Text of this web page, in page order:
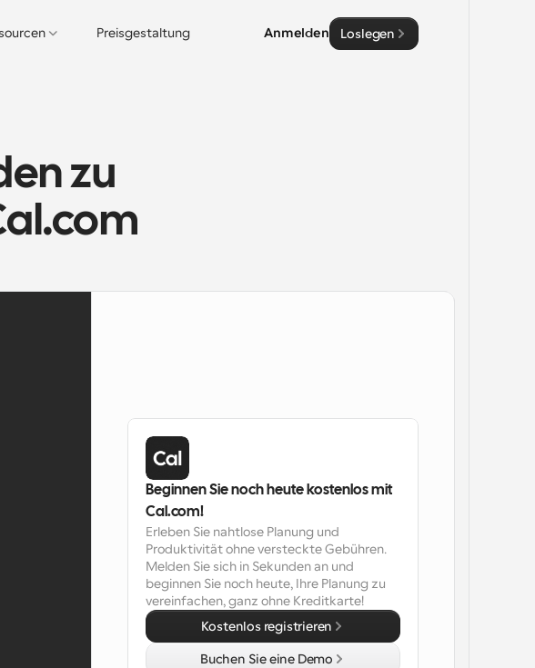
Preisgestaltung Anmelden Loslegen
zu
Beginnen Sie noch heute kostenlos mit
Cal.com!
Erleben Sie nahtlose Planung und
Produktivität ohne versteckte Gebühren.
Melden Sie sich in Sekunden an und
beginnen Sie noch heute, Ihre Planung zu
vereinfachen, ganz ohne Kreditkarte!
Kostenlos registrieren
Buchen Sie eine Demo